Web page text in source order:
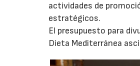
actividades de
estratégicos.
El presupuesto para
Dieta Mediterránea